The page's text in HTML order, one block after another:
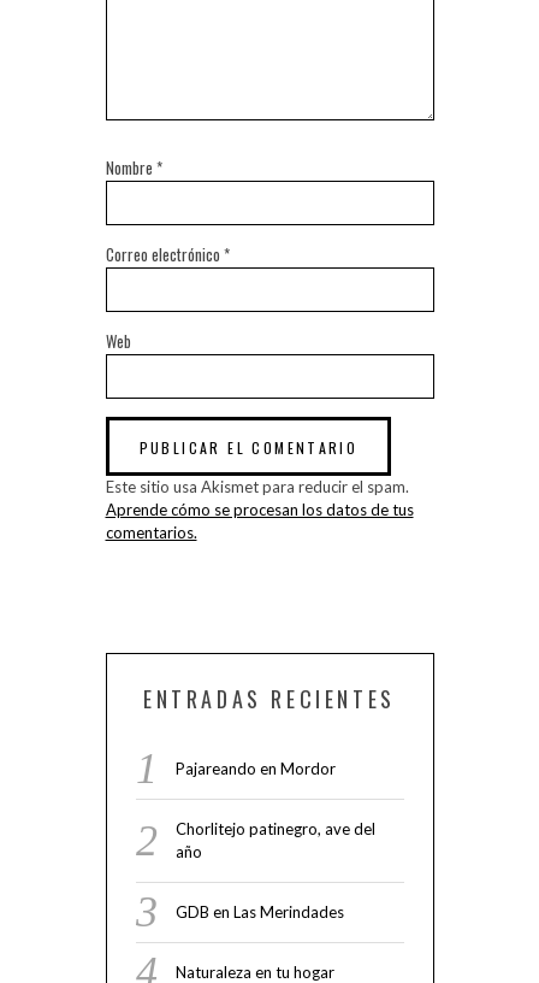
Nombre *
Correo electrónico *
Web
Este sitio usa Akismet para reducir el spam.
Aprende cómo se procesan los datos de tus
comentarios.
ENTRADAS RECIENTES
Pajareando en Mordor
Chorlitejo patinegro, ave del
año
GDB en Las Merindades
Naturaleza en tu hogar